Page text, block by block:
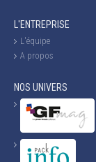
L'ENTREPRISE
L'équipe
A propos
NOS UNIVERS